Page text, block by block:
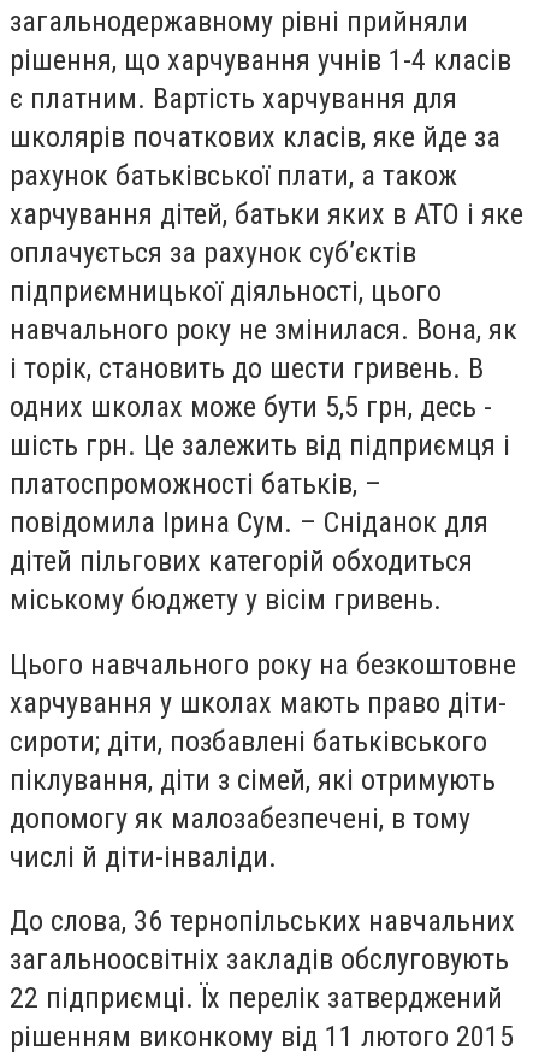
загальнодержавному рівні прийняли
рішення, що харчування учнів 1-4 класів
є платним. Вартість харчування для
школярів початкових класів, яке йде за
рахунок батьківської плати, а також
харчування дітей, батьки яких в АТО і яке
оплачується за рахунок суб’єктів
підприємницької діяльності, цього
навчального року не змінилася. Вона, як
і торік, становить до шести гривень. В
одних школах може бути 5,5 грн, десь -
шість грн. Це залежить від підприємця і
платоспроможності батьків, –
повідомила Ірина Сум. – Сніданок для
дітей пільгових категорій обходиться
міському бюджету у вісім гривень.
Цього навчального року на безкоштовне
харчування у школах мають право діти-
сироти; діти, позбавлені батьківського
піклування, діти з сімей, які отримують
допомогу як малозабезпечені, в тому
числі й діти-інваліди.
До слова, 36 тернопільських навчальних
загальноосвітніх закладів обслуговують
22 підприємці. Їх перелік затверджений
рішенням виконкому від 11 лютого 2015